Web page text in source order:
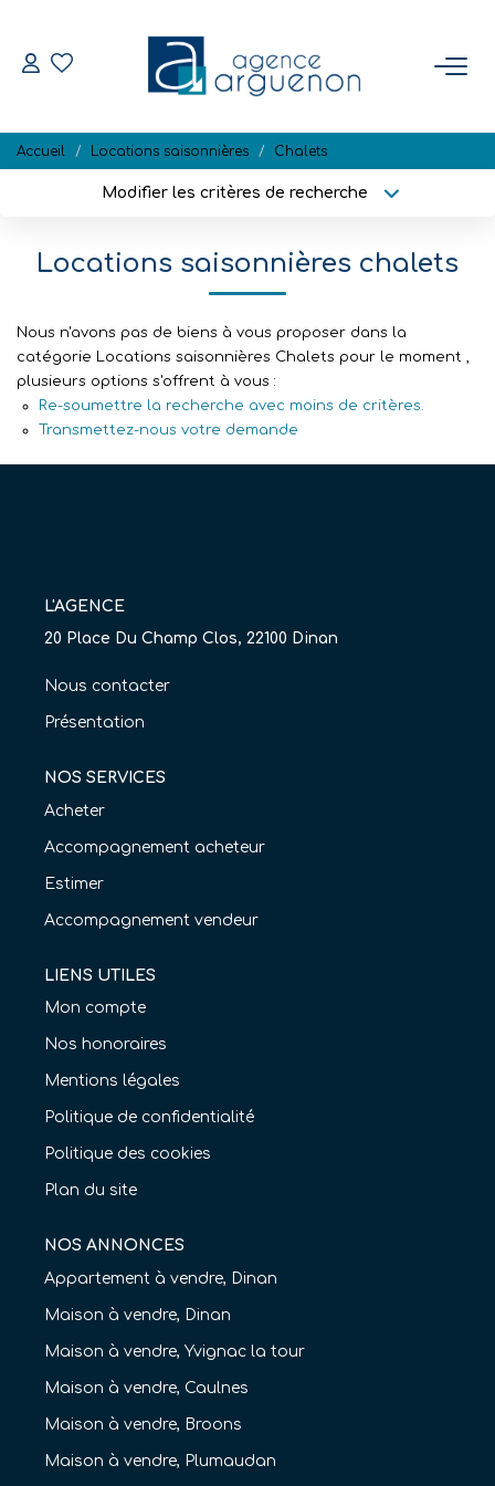
Nos Biens Disponibles
Estimation
Biens Vendus
NOTRE RÉGION
Livre D'or
Accueil Locations saisonnières Chalets
Modifier les critères de recherche
Plus de critères Créer une alerte
Locations saisonnières chalets
Nous n'avons pas de biens à vous proposer dans la
catégorie Locations saisonnières Chalets pour le moment ,
plusieurs options s'offrent à vous :
Re-soumettre la recherche avec moins de critères.
Transmettez-nous votre demande
L'AGENCE
20 Place Du Champ Clos, 22100 Dinan
Nous contacter
Présentation
NOS SERVICES
Acheter
Accompagnement acheteur
Estimer
Accompagnement vendeur
LIENS UTILES
Mon compte
Nos honoraires
Mentions légales
Politique de confidentialité
Politique des cookies
Plan du site
NOS ANNONCES
Appartement à vendre, Dinan
Maison à vendre, Dinan
Maison à vendre, Yvignac la tour
Maison à vendre, Caulnes
Maison à vendre, Broons
Maison à vendre, Plumaudan